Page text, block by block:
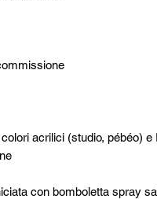
acrilici (studio, pébéo) e
con bomboletta spray